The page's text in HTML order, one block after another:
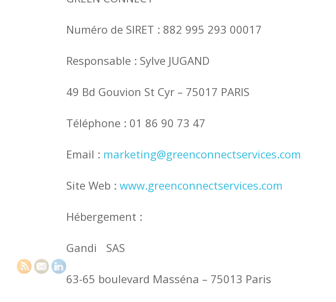
Numéro de SIRET : 882 995 293 00017
Responsable : Sylve JUGAND
49 Bd Gouvion St Cyr – 75017 PARIS
Téléphone : 01 86 90 73 47
Email : marketing@greenconnectservices.com
Site Web :www.greenconnectservices.com
Hébergement :
Gandi SAS
63-65 boulevard Masséna – 75013 Paris